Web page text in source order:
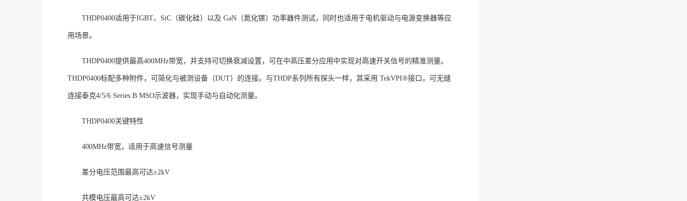
THDP0400适用于IGBT、SiC（碳化硅）以及 GaN（氮化镓）功率器件测试，同时也适用于电机驱动与电源变换器等应
用场景。
THDP0400提供最高400MHz带宽，并支持可切换衰减设置，可在中高压差分应用中实现对高速开关信号的精准测量。
THDP0400标配多种附件，可简化与被测设备（DUT）的连接。与THDP系列所有探头一样，其采用 TekVPI®接口，可无缝
连接泰克4/5/6 Series B MSO示波器，实现手动与自动化测量。
THDP0400关键特性
400MHz带宽，适用于高速信号测量
差分电压范围最高可达±2kV
共模电压最高可达±2kV